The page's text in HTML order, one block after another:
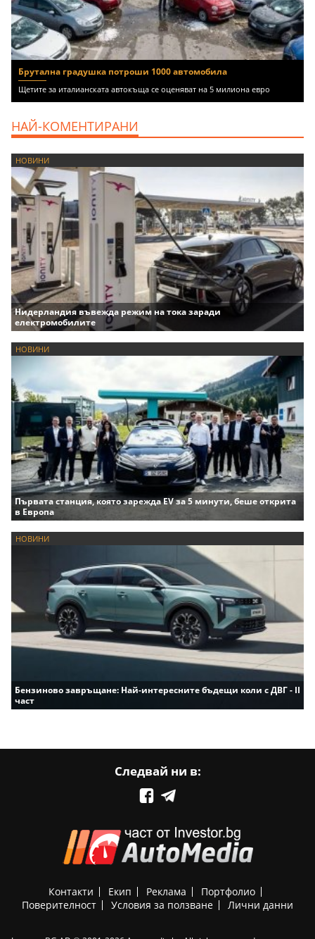
Брутална градушка потроши 1000 автомобила
Щетите за италианската автокъща се оценяват на 5 милиона евро
НАЙ-КОМЕНТИРАНИ
НОВИНИ
Нидерландия въвежда режим на тока заради
електромобилите
НОВИНИ
Първата станция, която зарежда EV за 5 минути, беше открита
в Европа
НОВИНИ
Бензиново завръщане: Най-интересните бъдещи коли с ДВГ - II
част
Следвай ни в:
Контакти Екип Реклама
Портфолио
Поверителност
Условия за ползване Лични данни